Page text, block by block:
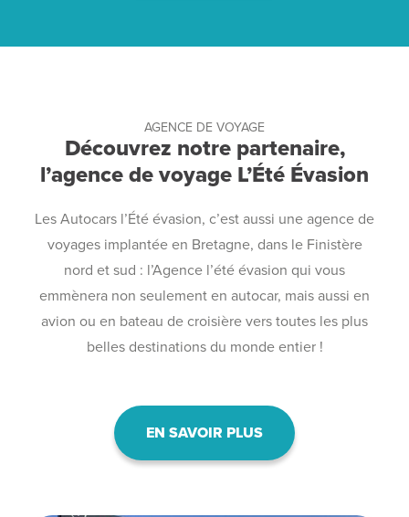
AGENCE DE VOYAGE
Découvrez notre partenaire,
l’agence de voyage L’Été Évasion
Les Autocars l’Été évasion, c’est aussi une agence de
voyages implantée en Bretagne, dans le Finistère
nord et sud : l’Agence l’été évasion qui vous
emmènera non seulement en autocar, mais aussi en
avion ou en bateau de croisière vers toutes les plus
belles destinations du monde entier !
EN SAVOIR PLUS